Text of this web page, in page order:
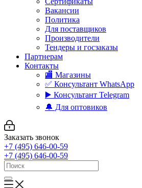
Вакансии
Политика
Для поставщиков
Производители
Тендеры и госзаказы
Партнерам
Контакты
🏬 Магазины
✅️ Консультант WhatsApp
▶️ Консультант Telegram
🔔 Для оптовиков
Заказать звонок
+7 (495) 646-00-59
+7 (495) 646-00-59